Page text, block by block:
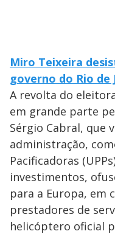
Miro Teixeira
governo do Rio de
A revolta do
em grande parte
Sérgio Cabral, que
administração,
Pacificadoras
investimentos,
para a Europa, em
prestadores de
helicóptero oficial